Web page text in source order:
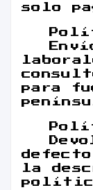
solo
para
la